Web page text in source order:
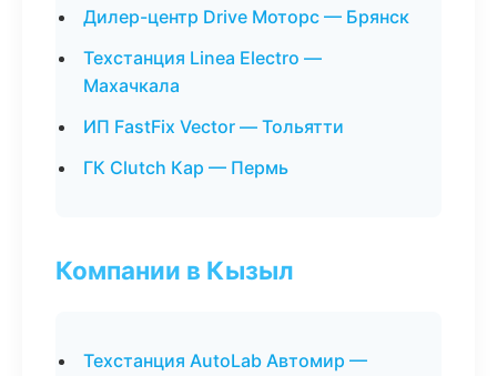
Дилер-центр Drive Моторс — Брянск
Техстанция Linea Electro —
Махачкала
ИП FastFix Vector — Тольятти
ГК Clutch Кар — Пермь
Компании в Кызыл
Техстанция AutoLab Автомир —